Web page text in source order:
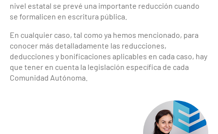
nivel estatal se prevé una importante reducción cuando
se formalicen en escritura pública.
En cualquier caso, tal como ya hemos mencionado, para
conocer más detalladamente las reducciones,
deducciones y bonificaciones aplicables en cada caso, hay
que tener en cuenta la legislación específica de cada
Comunidad Autónoma.